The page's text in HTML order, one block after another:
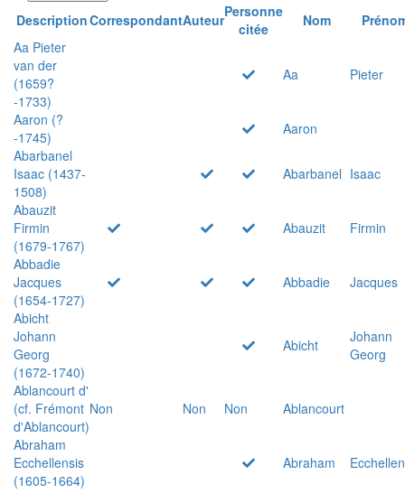
DescriptionCorrespondantAuteurPersonne
citée
Nom
Aa Pieter
van der
(1659?
-1733)
Aa Pieter
Aaron (?
-1745)
Aaron
Abarbanel
Isaac (1437-
1508)
Abarbanel Isaac
Abauzit
Firmin
(1679-1767)
Abauzit
Firmin
Abbadie
Jacques
(1654-1727)
Abbadie
Jacques
Abicht
Johann
Georg
(1672-1740)
Abicht
Johann
Georg
Ablancourt d'
(cf. Frémont
d'Ablancourt)
Non Non Non
Ablancourt
Abraham
Ecchellensis
(1605-1664)
Abraham